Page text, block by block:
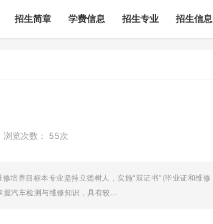
招生简章 学费信息 招生专业 招生信息
浏览次数： 55次
培养目标本专业坚持立德树人，实施“双证书”(毕业证和维修
汽车检测与维修知识，具有较...